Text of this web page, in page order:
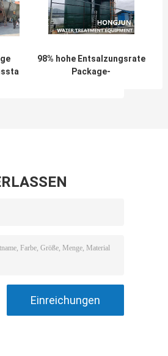
98% hohe Entsalzungsrate
Package-